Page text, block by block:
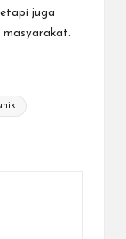
juga
masyarakat.